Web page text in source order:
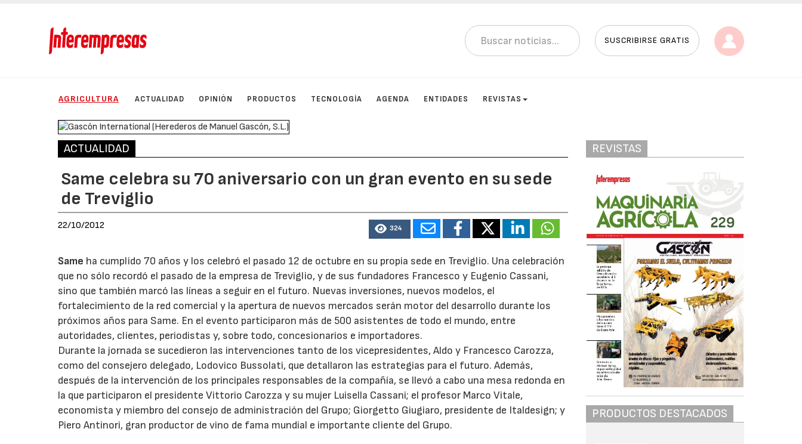
SUSCRIBIRSE GRATIS
AGRICULTURA ACTUALIDAD OPINIÓN PRODUCTOS TECNOLOGÍA AGENDA ENTIDADES REVISTAS
ACTUALIDAD
Same celebra su 70 aniversario con un gran evento en su sede
de Treviglio
22/10/2012 324
Same ha cumplido 70 años y los celebró el pasado 12 de octubre en su propia sede en Treviglio. Una celebración
que no sólo recordó el pasado de la empresa de Treviglio, y de sus fundadores Francesco y Eugenio Cassani,
sino que también marcó las líneas a seguir en el futuro. Nuevas inversiones, nuevos modelos, el
fortalecimiento de la red comercial y la apertura de nuevos mercados serán motor del desarrollo durante los
próximos años para Same. En el evento participaron más de 500 asistentes de todo el mundo, entre
autoridades, clientes, periodistas y, sobre todo, concesionarios e importadores.
Durante la jornada se sucedieron las intervenciones tanto de los vicepresidentes, Aldo y Francesco Carozza,
como del consejero delegado, Lodovico Bussolati, que detallaron las estrategias para el futuro. Además,
después de la intervención de los principales responsables de la compañía, se llevó a cabo una mesa redonda en
la que participaron el presidente Vittorio Carozza y su mujer Luisella Cassani; el profesor Marco Vitale,
economista y miembro del consejo de administración del Grupo; Giorgetto Giugiaro, presidente de Italdesign; y
Piero Antinori, gran productor de vino de fama mundial e importante cliente del Grupo.
REVISTAS
PRODUCTOS DESTACADOS